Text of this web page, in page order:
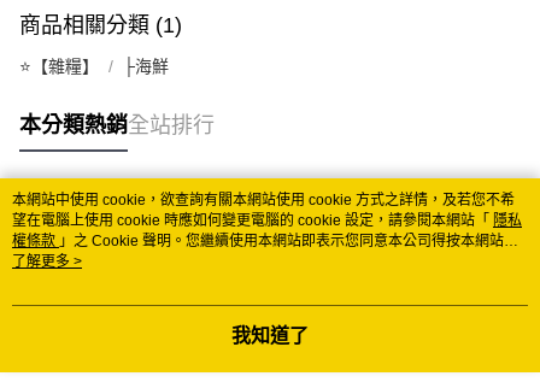
商品相關分類 (1)
⭐️【雜糧】 ├海鮮
本分類熱銷全站排行
熱門標籤
本網站中使用 cookie，欲查詢有關本網站使用 cookie 方式之詳情，及若您不希
望在電腦上使用 cookie 時應如何變更電腦的 cookie 設定，請參閱本網站「 隱私
權條款 」之 Cookie 聲明。您繼續使用本網站即表示您同意本公司得按本網站使
用條款之 Cookie 聲明使用 cookie。
了解更多 >
我知道了